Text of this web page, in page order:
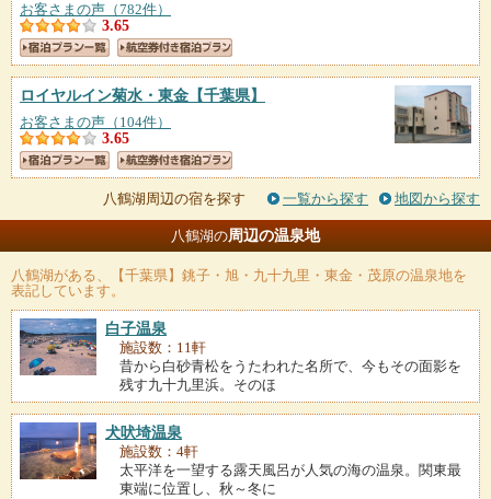
お客さまの声（782件）
3.65
ロイヤルイン菊水・東金 【千葉県】
お客さまの声（104件）
3.65
八鶴湖周辺の宿を探す 一覧から探す 地図から探す
八鶴湖の周辺の温泉地
八鶴湖 がある、【千葉県】銚子・旭・九十九里・東金・茂原の温泉地を
表記しています。
白子温泉
施設数：11軒
昔から白砂青松をうたわれた名所で、今もその面影を
残す九十九里浜。そのほ
犬吠埼温泉
施設数：4軒
太平洋を一望する露天風呂が人気の海の温泉。関東最
東端に位置し、秋～冬に